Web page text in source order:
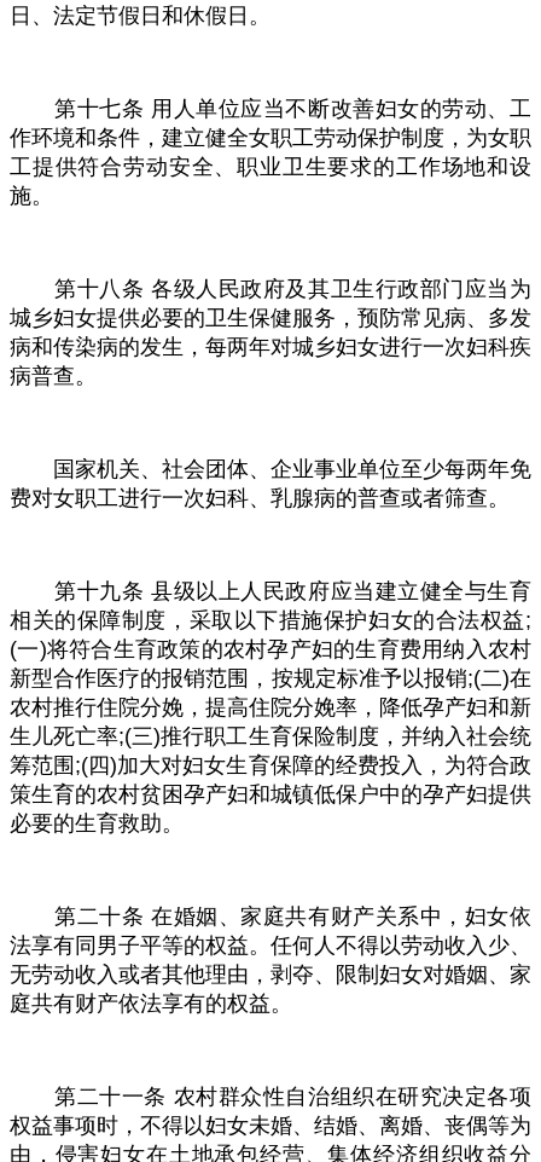
日、法定节假日和休假日。
第十七条 用人单位应当不断改善妇女的劳动、工
作环境和条件，建立健全女职工劳动保护制度，为女职
工提供符合劳动安全、职业卫生要求的工作场地和设
施。
第十八条 各级人民政府及其卫生行政部门应当为
城乡妇女提供必要的卫生保健服务，预防常见病、多发
病和传染病的发生，每两年对城乡妇女进行一次妇科疾
病普查。
国家机关、社会团体、企业事业单位至少每两年免
费对女职工进行一次妇科、乳腺病的普查或者筛查。
第十九条 县级以上人民政府应当建立健全与生育
相关的保障制度，采取以下措施保护妇女的合法权益;
(一)将符合生育政策的农村孕产妇的生育费用纳入农村
新型合作医疗的报销范围，按规定标准予以报销;(二)在
农村推行住院分娩，提高住院分娩率，降低孕产妇和新
生儿死亡率;(三)推行职工生育保险制度，并纳入社会统
筹范围 ;(四)加大对妇女生育保障的经费投入，为符合政
策生育的农村贫困孕产妇和城镇低保户中的孕产妇提供
必要的生育救助。
第二十条 在婚姻、家庭共有财产关系中，妇女依
法享有同男子平等的权益。任何人不得以劳动收入少、
无劳动收入或者其他理由，剥夺、限制妇女对婚姻、家
庭共有财产依法享有的权益。
第二十一条 农村群众性自治组织在研究决定各项
权益事项时，不得以妇女未婚、结婚、离婚、丧偶等为
由，侵害妇女在土地承包经营、集体经济组织收益分